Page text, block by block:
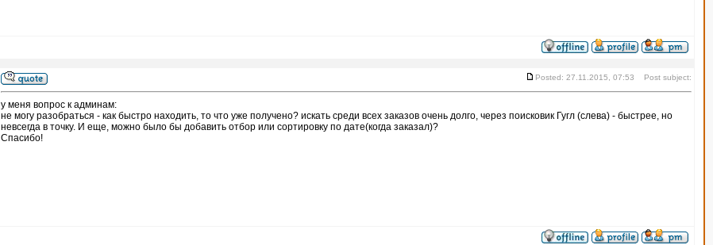
Posted: 27.11.2015, 07:53 Post subject:
у меня вопрос к админам:
не могу разобраться - как быстро находить, то что уже получено? искать среди всех заказов очень долго, через поисковик Гугл (слева) - быстрее, но
невсегда в точку. И еще, можно было бы добавить отбор или сортировку по дате(когда заказал)?
Спасибо!